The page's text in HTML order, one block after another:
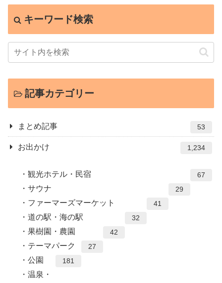
キーワード検索
記事カテゴリー
まとめ記事 53
お出かけ 1,234
観光ホテル・民宿 67
サウナ 29
ファーマーズマーケット 41
道の駅・海の駅 32
果樹園・農園 42
テーマパーク 27
公園 181
温泉・